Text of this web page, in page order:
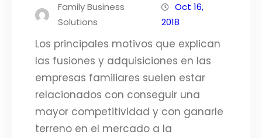
Family Business
Solutions
Oct 16,
2018
Los principales motivos que explican
las fusiones y adquisiciones en las
empresas familiares suelen estar
relacionados con conseguir una
mayor competitividad y con ganarle
terreno en el mercado a la